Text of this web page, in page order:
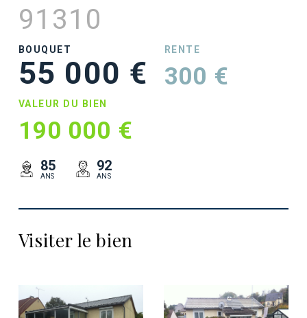
91310
BOUQUET
55 000 €
RENTE
300 €
VALEUR DU BIEN
190 000 €
85
ANS
92
ANS
Visiter le bien